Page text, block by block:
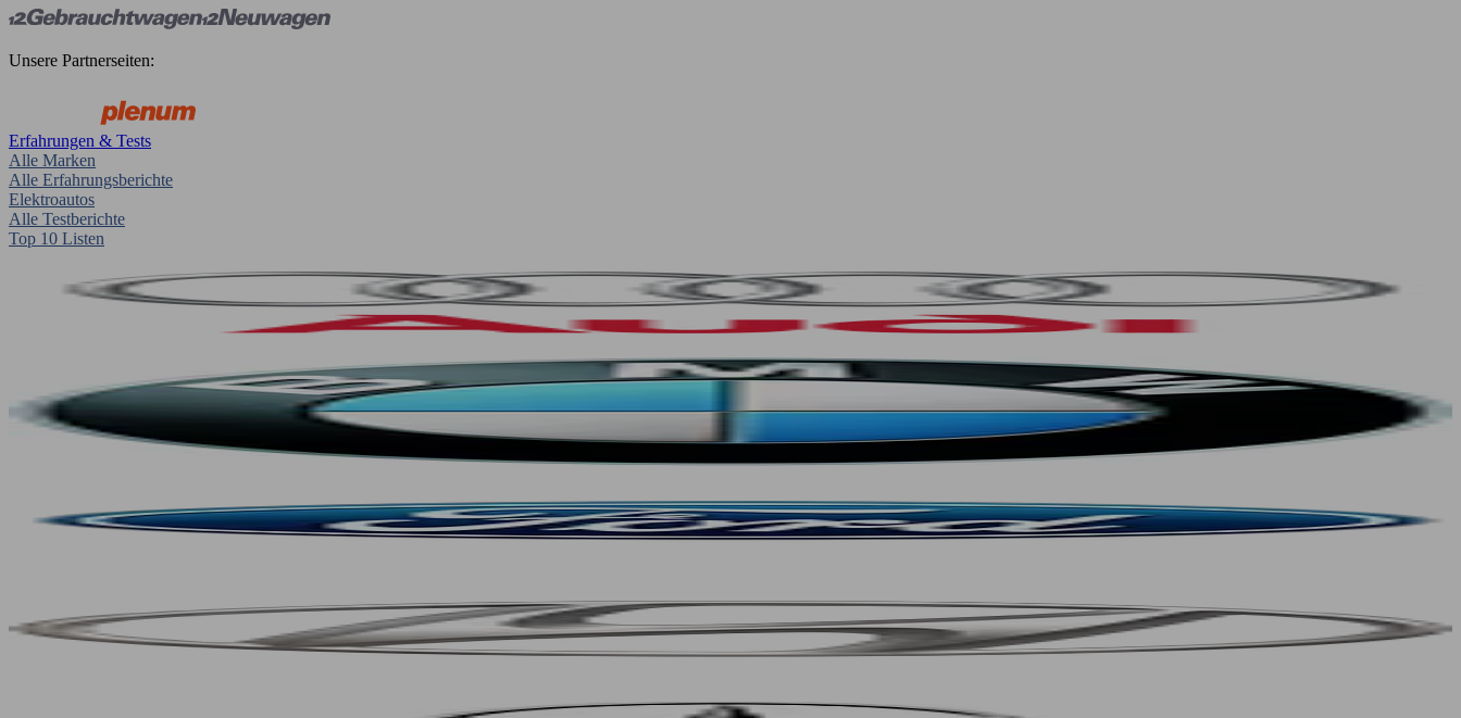
Unsere Partnerseiten:
Erfahrungen & Tests
Alle Marken
Alle Erfahrungsberichte
Elektroautos
Alle Testberichte
Top 10 Listen